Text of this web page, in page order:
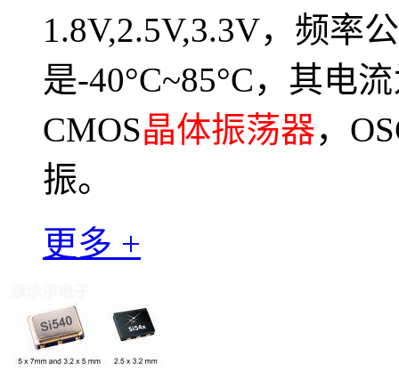
1.8V,2.5V,3.3V，频率
是-40°C~85°C，其电
CMOS晶体振荡器，
振。
更多 +